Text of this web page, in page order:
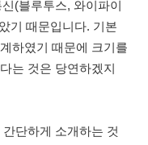
(블루투스, 와이파이
기 때문입니다. 기본
하였기 때문에 크기를
는 것은 당연하겠지
단하게 소개하는 것